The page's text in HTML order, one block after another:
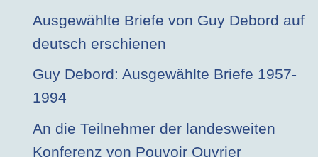
Ausgewählte Briefe von Guy Debord auf
deutsch erschienen
Guy Debord: Ausgewählte Briefe 1957-
1994
An die Teilnehmer der landesweiten
Konferenz von Pouvoir Ouvrier